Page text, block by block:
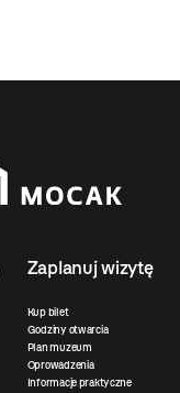
Zaplanuj wizytę
Kup bilet
Godziny otwarcia
Plan muzeum
Oprowadzenia
Informacje praktyczne